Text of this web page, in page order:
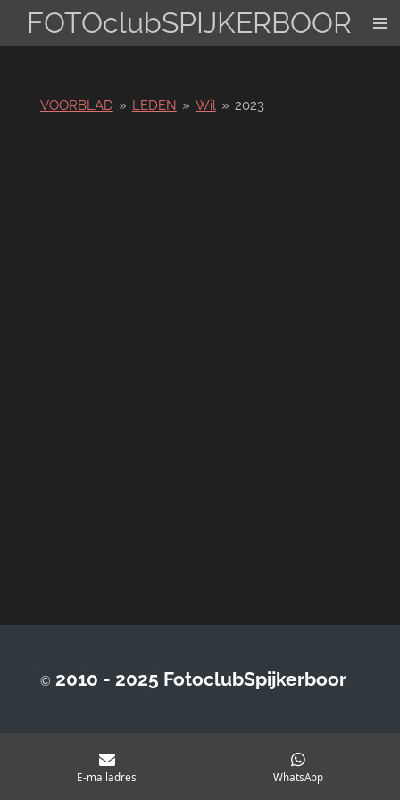
directFOTOclubSPIJKERBOOR
VOORBLAD » LEDEN » Wil » 2023
© 2010 - 2025 FotoclubSpijkerboor
E-mailadres WhatsApp